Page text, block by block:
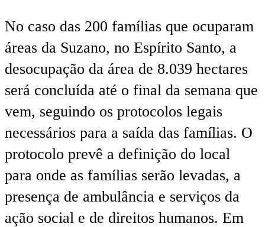
No caso das 200 famílias que ocuparam
áreas da Suzano, no Espírito Santo, a
desocupação da área de 8.039 hectares
será concluída até o final da semana que
vem, seguindo os protocolos legais
necessários para a saída das famílias. O
protocolo prevê a definição do local
para onde as famílias serão levadas, a
presença de ambulância e serviços da
ação social e de direitos humanos. Em